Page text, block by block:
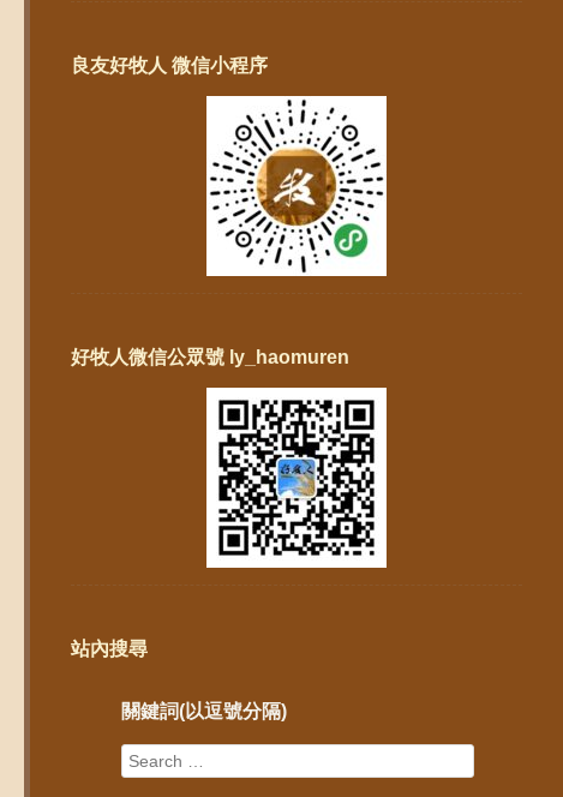
良友好牧人 微信小程序
好牧人微信公眾號 ly_haomuren
站內搜尋
關鍵詞(以逗號分隔)